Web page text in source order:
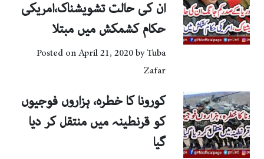
ان کی حالت تشویشناک،امریکی
حکام کشمکش میں مبتلا
Posted onApril 21, 2020byTuba
Zafar
کورونا کا خطرہ، ہزاروں فوجیوں
کو قرنطینہ میں منتقل کر دیا
گیا